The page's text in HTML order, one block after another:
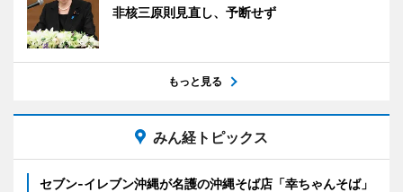
非核三原則見直し、予断せず
もっと見る
みん経トピックス
セブン‐イレブン沖縄が名護の沖縄そば店「幸ちゃんそば」